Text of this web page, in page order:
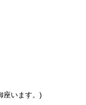
座います。)